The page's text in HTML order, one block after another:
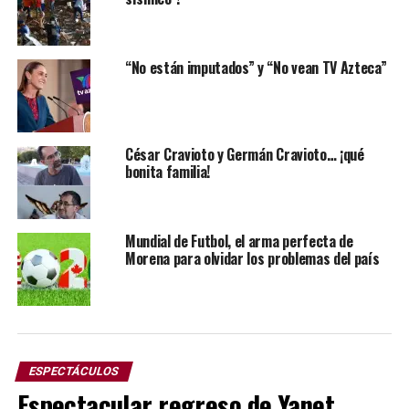
“No están imputados” y “No vean TV Azteca”
César Cravioto y Germán Cravioto… ¡qué
bonita familia!
Mundial de Futbol, el arma perfecta de
Morena para olvidar los problemas del país
ESPECTÁCULOS